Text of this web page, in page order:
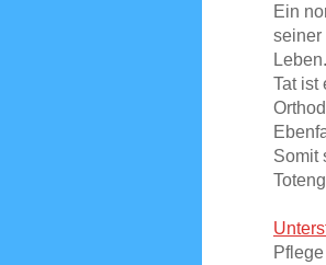
Ein
seiner
Tat ist
Somit